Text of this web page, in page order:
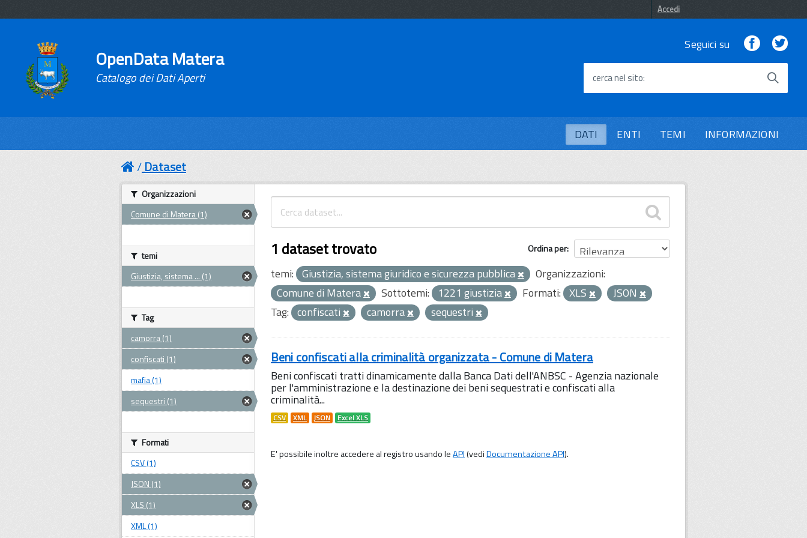
Accedi
OpenData Matera
Catalogo dei Dati Aperti
Seguici su Facebook
cerca nel sito
DATI ENTI TEMI INFORMAZIONI
Dataset
Ordina per
1 dataset trovato
temi: Giustizia, sistema giuridico e sicurezza pubblica
Organizzazioni:
Comune di Matera
Sottotemi: 1221 giustizia Formati: XLS
JSON
Tag: confiscati camorra sequestri
Beni confiscati alla criminalità organizzata - Comune di Matera
Beni confiscati tratti dinamicamente dalla Banca Dati dell'ANBSC - Agenzia nazionale
per l'amministrazione e la destinazione dei beni sequestrati e confiscati alla
criminalità...
CSV XML JSON Excel XLS
E' possibile inoltre accedere al registro usando leAPI(vediDocumentazione API).
Organizzazioni
Comune di Matera (1)
temi
Giustizia, sistema ... (1)
Tag
camorra (1)
confiscati (1)
mafia (1)
sequestri (1)
Formati
CSV (1)
JSON (1)
XLS (1)
XML (1)